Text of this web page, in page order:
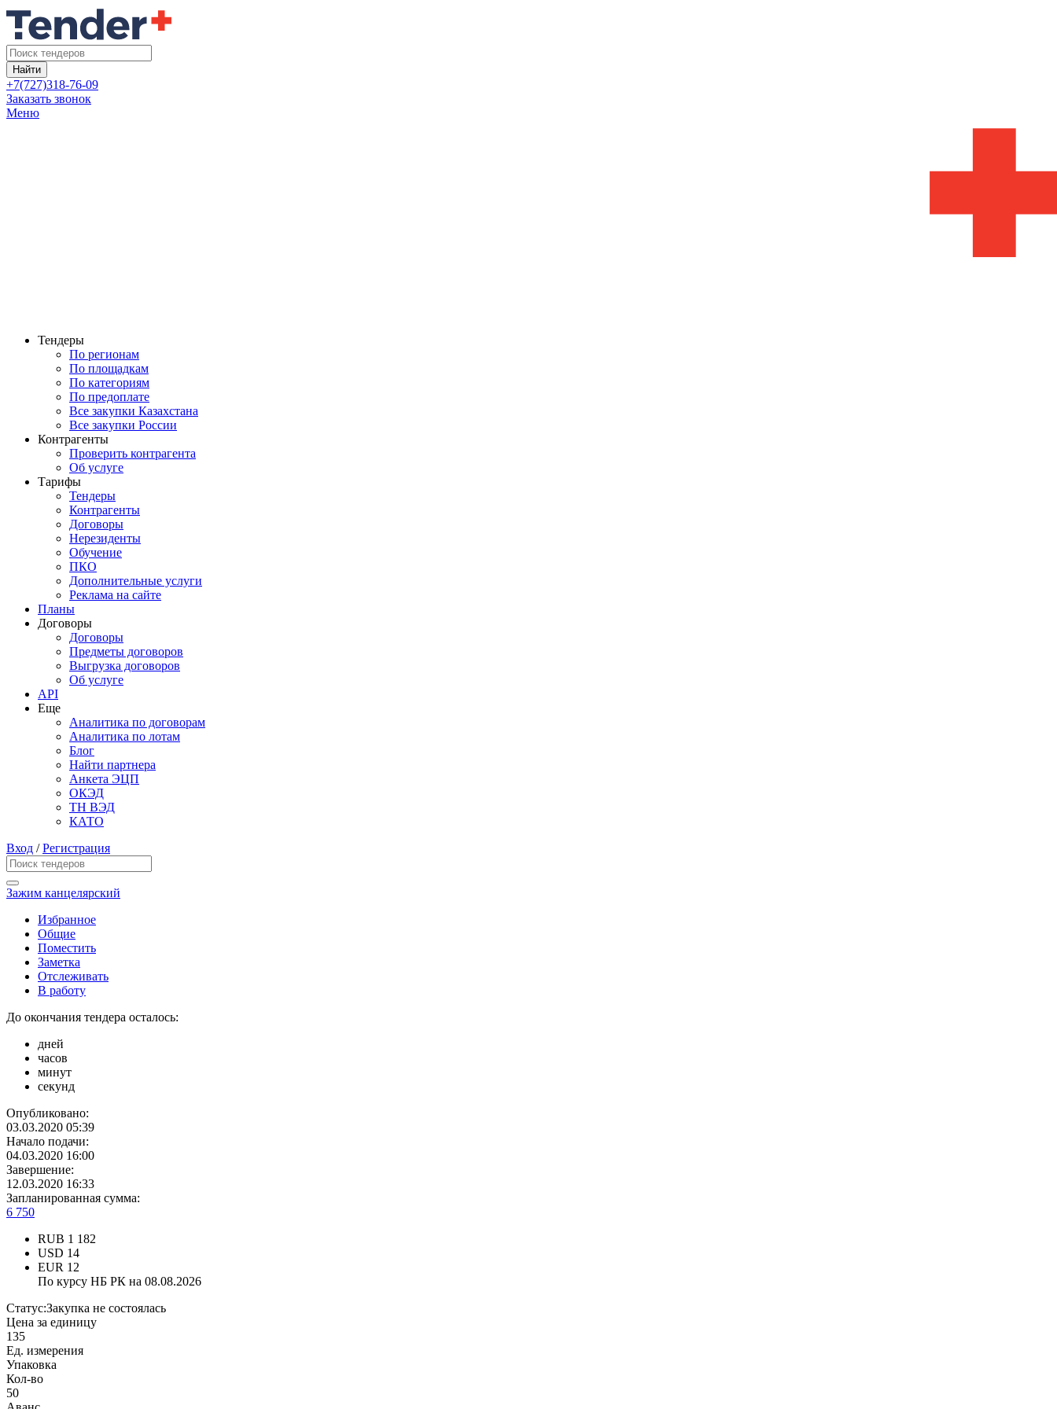
Найти
+7(727)318-76-09
Заказать звонок
Меню
Тендеры
По регионам
По площадкам
По категориям
По предоплате
Все закупки Казахстана
Все закупки России
Контрагенты
Проверить контрагента
Об услуге
Тарифы
Тендеры
Контрагенты
Договоры
Нерезиденты
Обучение
ПКО
Дополнительные услуги
Реклама на сайте
Планы
Договоры
Договоры
Предметы договоров
Выгрузка договоров
Об услуге
API
Еще
Аналитика по договорам
Аналитика по лотам
Блог
Найти партнера
Анкета ЭЦП
ОКЭД
ТН ВЭД
КАТО
Вход /Регистрация
Зажим канцелярский
Избранное
Общие
Поместить
Заметка
Отслеживать
В работу
До окончания тендера осталось:
дней
часов
минут
секунд
Опубликовано:
03.03.2020 05:39
Начало подачи:
04.03.2020 16:00
Завершение:
12.03.2020 16:33
Запланированная сумма:
6 750
RUB 1 182
USD 14
EUR 12
По курсу НБ РК на 08.08.2026
Статус:Закупка не состоялась
Цена за единицу
135
Ед. измерения
Упаковка
Кол-во
50